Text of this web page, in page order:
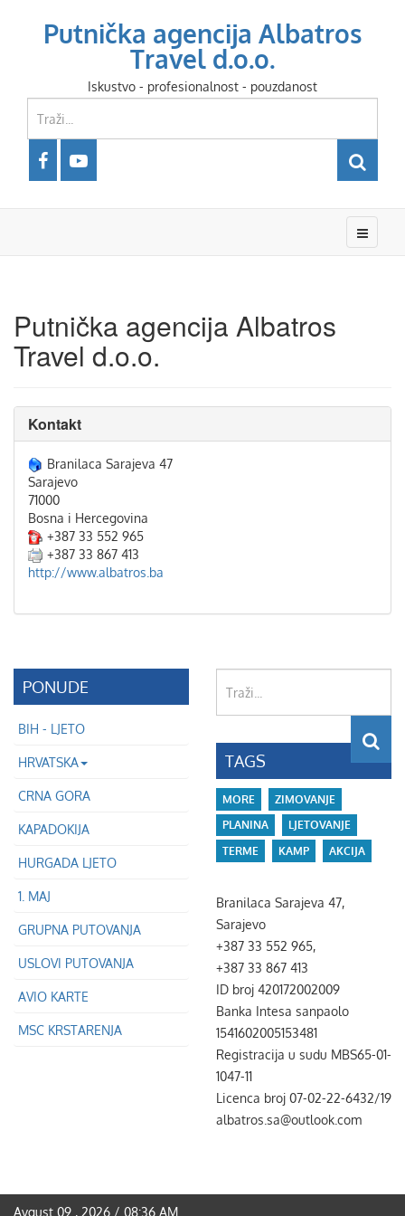
Putnička agencija Albatros
Travel d.o.o.
Iskustvo - profesionalnost - pouzdanost
Putnička agencija Albatros
Travel d.o.o.
Kontakt
Branilaca Sarajeva 47
Sarajevo
71000
Bosna i Hercegovina
+387 33 552 965
+387 33 867 413
http://www.albatros.ba
PONUDE
BIH - LJETO
HRVATSKA
CRNA GORA
KAPADOKIJA
HURGADA LJETO
1. MAJ
GRUPNA PUTOVANJA
USLOVI PUTOVANJA
AVIO KARTE
MSC KRSTARENJA
TAGS
MORE
ZIMOVANJE
PLANINA
LJETOVANJE
TERME
KAMP AKCIJA
Branilaca Sarajeva 47,
Sarajevo
+387 33 552 965,
+387 33 867 413
ID broj 420172002009
Banka Intesa sanpaolo
1541602005153481
Registracija u sudu MBS65-01-
1047-11
Licenca broj 07-02-22-6432/19
albatros.sa@outlook.com
Avgust 09 , 2026 / 08:36 AM